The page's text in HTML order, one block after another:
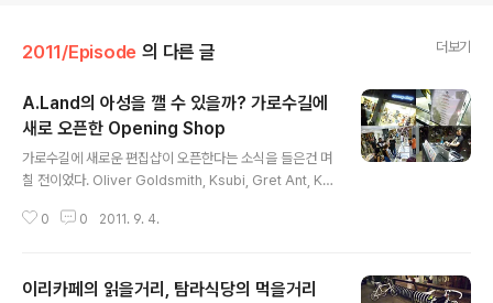
2011/Episode 의 다른 글 더보기
A.Land의 아성을 깰 수 있을까? 가로수길에
새로 오픈한 Opening Shop
가로수길에 새로운 편집샵이 오픈한다는 소식을 들은건 며
칠 전이었다. Oliver Goldsmith, Ksubi, Gret Ant, Ka
제품을 국내에서 정식으로 수입 및 유통하는 옵티컬W 의
다는 소식을 함께 전해주셨기 때문인데, 오랫만에 옵티컬
0 0 2011. 9. 4.
이리카페의 읽을거리, 탐라식당의 먹을거리